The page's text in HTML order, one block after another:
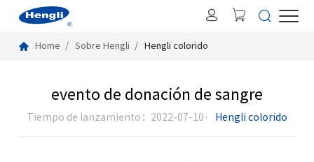
Home Sobre Hengli Hengli colorido
evento de donación de sangre
Tiempo de lanzamiento：2022-07-10· Hengli colorido